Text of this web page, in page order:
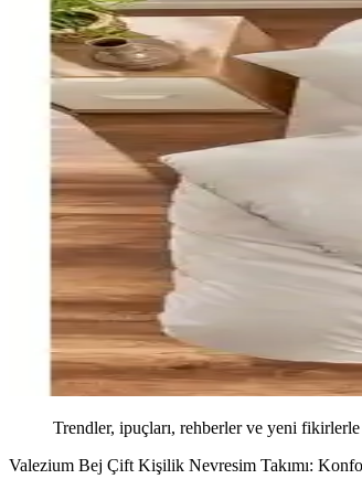
Trendler, ipuçları, rehberler ve yeni
Valezium Bej Çift Kişilik Nevresim Takımı: Konfor